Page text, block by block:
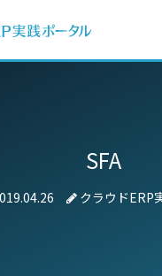
SFA
クラウドERP